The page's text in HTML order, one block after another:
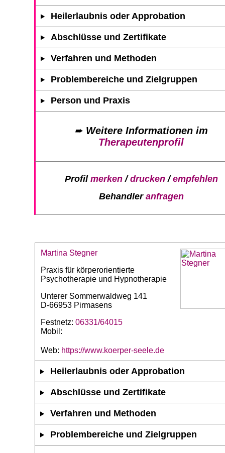
Heilerlaubnis oder Approbation
Abschlüsse und Zertifikate
Verfahren und Methoden
Problembereiche und Zielgruppen
Person und Praxis
➨ Weitere Informationen im
Therapeutenprofil
Profil merken/drucken/empfehlen
Behandler anfragen
Martina Stegner
Praxis für körperorientierte
Psychotherapie und Hypnotherapie
Unterer Sommerwaldweg 141
D-66953 Pirmasens
Festnetz: 06331/64015
Mobil:
Web: https://www.koerper-seele.de
Heilerlaubnis oder Approbation
Abschlüsse und Zertifikate
Verfahren und Methoden
Problembereiche und Zielgruppen